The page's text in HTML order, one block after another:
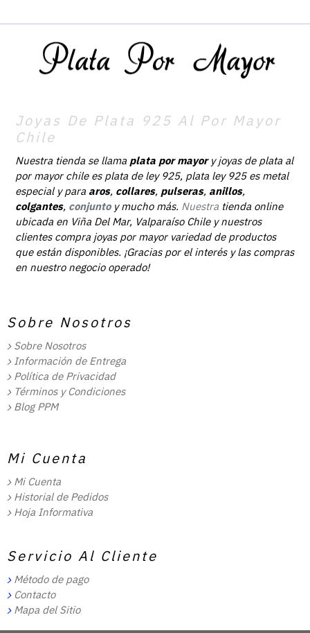
Joyas De Plata 925 Al Por Mayor
Chile
Nuestra tienda se llama plata por mayory joyas de plata al
por mayor chile es plata de ley 925, plata ley 925 es metal
especial y para aros, collares, pulseras, anillos,
colgantes, conjunto y mucho más. Nuestra tienda online
ubicada en Viña Del Mar, Valparaíso Chile y nuestros
clientes compra joyas por mayor variedad de productos
que están disponibles. ¡Gracias por el interés y las compras
en nuestro negocio operado!
Sobre Nosotros
Sobre Nosotros
Información de Entrega
Política de Privacidad
Términos y Condiciones
Blog PPM
Mi Cuenta
Mi Cuenta
Historial de Pedidos
Hoja Informativa
Servicio Al Cliente
Método de pago
Contacto
Mapa del Sitio